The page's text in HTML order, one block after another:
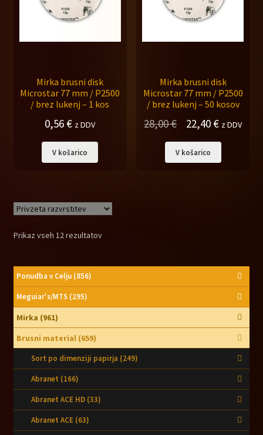
Mirka brusni disk
Microstar 77 mm / P2500
/ brez lukenj – 1 kos
0,56 € z DDV
V košarico
Mirka brusni disk
Microstar 77 mm / P2500
/ brez lukenj – 50 kosov
28,00€
Izvirna
cena
je
22,40 €Trenutna
cena
je:
z DDV
V košarico
Prikaz vseh 12 rezultatov
Ponudba v Celju (856)
Meguiar's/MTS (295)
Mirka (961)
Brusni material (659)
Sort po dimenziji papirja (249)
Abranet (166)
Abranet ACE HD (33)
Abranet ACE (63)